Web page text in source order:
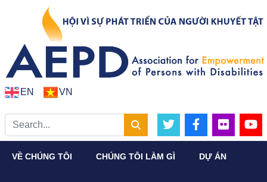
EN VN
VỀ CHÚNG TÔI CHÚNG TÔI LÀM GÌ DỰ ÁN